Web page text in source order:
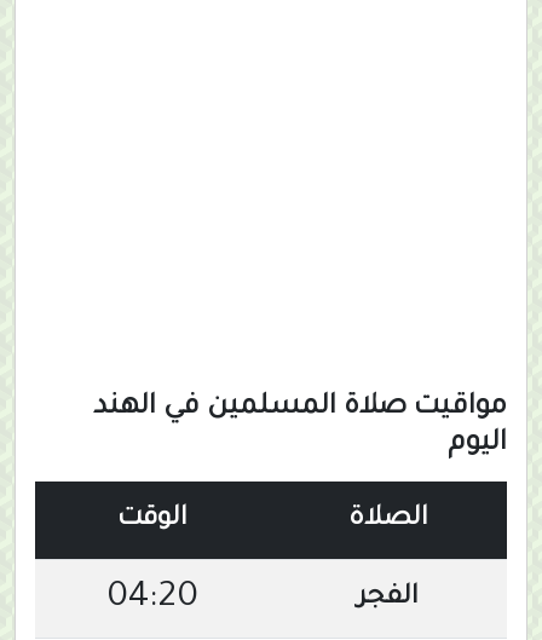
مواقيت صلاة المسلمين في الهند
اليوم
الصلاة الوقت
الفجر 04:20